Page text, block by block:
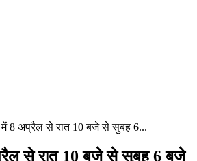
में 8 अप्रैल से रात 10 बजे से सुबह 6...
से रात 10 बजे से सुबह 6 बजे